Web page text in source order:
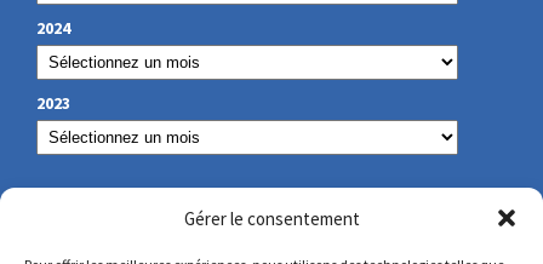
Gérer le consentement
2024
2023
NUESTROS DATOS DE CONTACTO